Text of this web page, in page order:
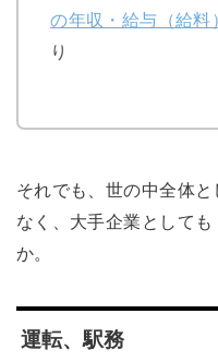
の年収・給与（給料
り
それでも、世の中全体
なく、大手企業として
か。
運転、駅務